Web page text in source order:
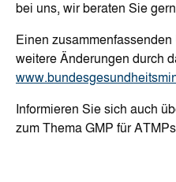
bei uns, wir beraten Sie
Einen
weitere Änderungen durch
Informieren Sie sich auch
zum Thema GMP für ATMPs